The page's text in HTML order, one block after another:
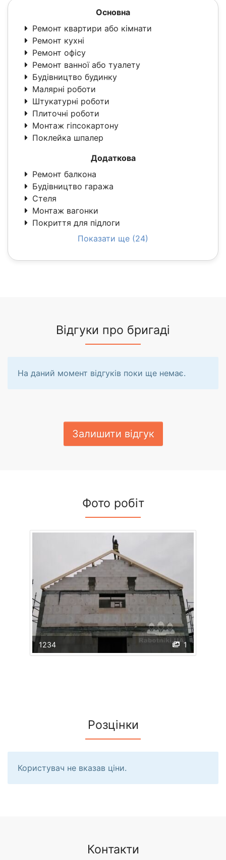
Основна
Ремонт квартири або кімнати
Ремонт кухні
Ремонт офісу
Ремонт ванної або туалету
Будівництво будинку
Малярні роботи
Штукатурні роботи
Плиточні роботи
Монтаж гіпсокартону
Поклейка шпалер
Додаткова
Ремонт балкона
Будівництво гаража
Стеля
Монтаж вагонки
Покриття для підлоги
Показати ще (24)
Відгуки про бригаді
На даний момент відгуків поки ще немає.
Залишити відгук
Фото робіт
1
1234
Розцінки
Користувач не вказав ціни.
Контакти